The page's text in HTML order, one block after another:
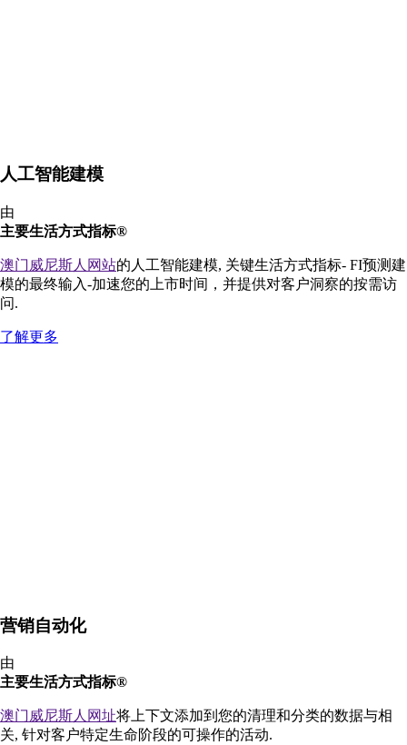
人工智能建模
由
主要生活方式指标®
澳门威尼斯人网站的人工智能建模, 关键生活方式指标- FI预测建
模的最终输入-加速您的上市时间，并提供对客户洞察的按需访
问.
了解更多
营销自动化
由
主要生活方式指标®
澳门威尼斯人网址将上下文添加到您的清理和分类的数据与相
关, 针对客户特定生命阶段的可操作的活动.